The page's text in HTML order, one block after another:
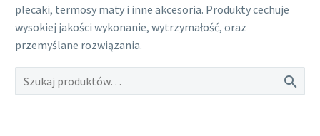
plecaki, termosy maty i inne akcesoria. Produkty cechuje
wysokiej jakości wykonanie, wytrzymałość, oraz
przemyślane rozwiązania.
